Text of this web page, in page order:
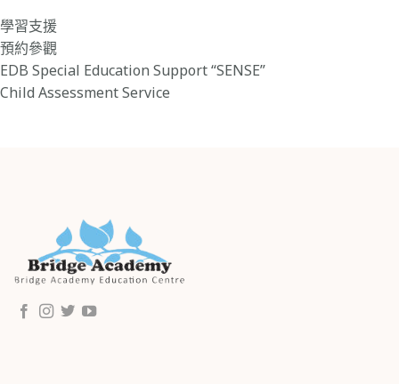
學習支援
預約參觀
EDB Special Education Support “SENSE”
Child Assessment Service